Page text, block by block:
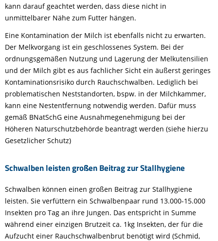
kann darauf geachtet werden, dass diese nicht in
unmittelbarer Nähe zum Futter hängen.
Eine Kontamination der Milch ist ebenfalls nicht zu erwarten.
Der Melkvorgang ist ein geschlossenes System. Bei der
ordnungsgemäßen Nutzung und Lagerung der Melkutensilien
und der Milch gibt es aus fachlicher Sicht ein äußerst geringes
Kontaminationsrisiko durch Rauchschwalben. Lediglich bei
problematischen Neststandorten, bspw. in der Milchkammer,
kann eine Nestentfernung notwendig werden. Dafür muss
gemäß BNatSchG eine Ausnahmegenehmigung bei der
Höheren Naturschutzbehörde beantragt werden (siehe hierzu
Gesetzlicher Schutz)
Schwalben leisten großen Beitrag zur Stallhygiene
Schwalben können einen großen Beitrag zur Stallhygiene
leisten. Sie verfüttern ein Schwalbenpaar rund 13.000-15.000
Insekten pro Tag an ihre Jungen. Das entspricht in Summe
während einer einzigen Brutzeit ca. 1kg Insekten, der für die
Aufzucht einer Rauchschwalbenbrut benötigt wird (Schmid,